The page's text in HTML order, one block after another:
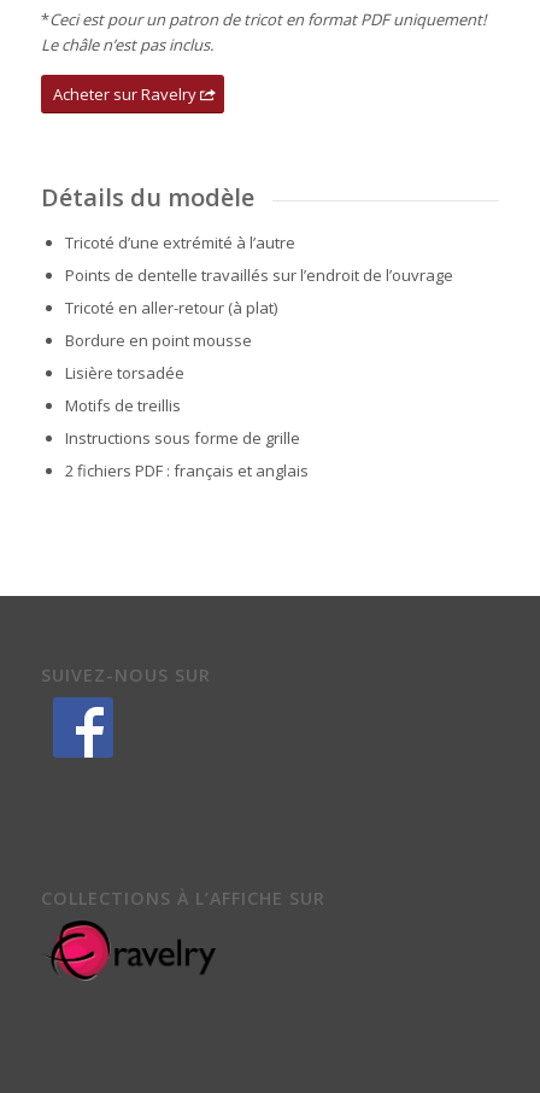
*Ceci est pour un patron de tricot en format PDF uniquement!
Le châle n’est pas inclus.
Acheter sur Ravelry
Détails du modèle
Tricoté d’une extrémité à l’autre
Points de dentelle travaillés sur l’endroit de l’ouvrage
Tricoté en aller-retour (à plat)
Bordure en point mousse
Lisière torsadée
Motifs de treillis
Instructions sous forme de grille
2 fichiers PDF : français et anglais
SUIVEZ-NOUS SUR
COLLECTIONS À L’AFFICHE SUR